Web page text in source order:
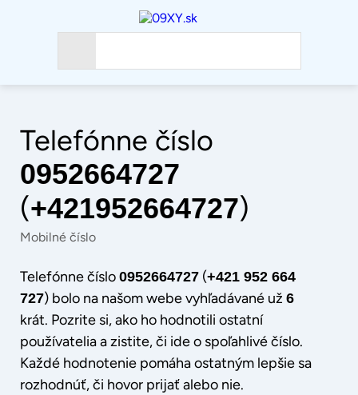
Telefónne číslo
0952664727
(+421952664727)
Mobilné číslo
Telefónne číslo 0952664727(+421 952 664
727) bolo na našom webe vyhľadávané už 6
krát. Pozrite si, ako ho hodnotili ostatní
používatelia a zistite, či ide o spoľahlivé číslo.
Každé hodnotenie pomáha ostatným lepšie sa
rozhodnúť, či hovor prijať alebo nie.